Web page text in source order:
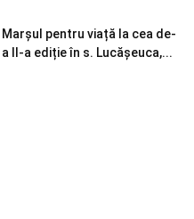
Marșul pentru viață la cea de-
a II-a ediție în s. Lucășeuca,...